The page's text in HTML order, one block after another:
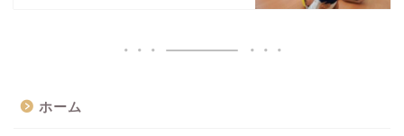
ホーム